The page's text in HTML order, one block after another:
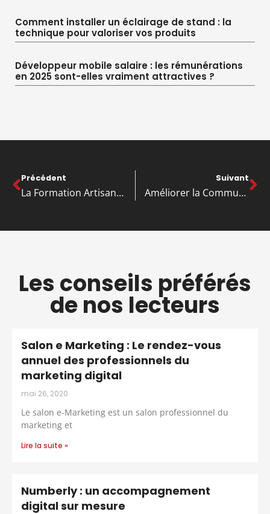
Comment installer un éclairage de stand : la
technique pour valoriser vos produits
Développeur mobile salaire : les rémunérations
en 2025 sont-elles vraiment attractives ?
Précédent
La Formation Artisanale en Ligne : Un Tremplin pour les Entreprises Innovantes
Suivant
Améliorer la Communication pour les Artisans : Stratégies et Conseils Pratiques
Les conseils préférés
de nos lecteurs
Salon e Marketing : Le rendez-vous
annuel des professionnels du
marketing digital
mai 26, 2020
Le salon e-Marketing est un salon professionnel du
marketing et
Lire la suite »
Numberly : un accompagnement
digital sur mesure